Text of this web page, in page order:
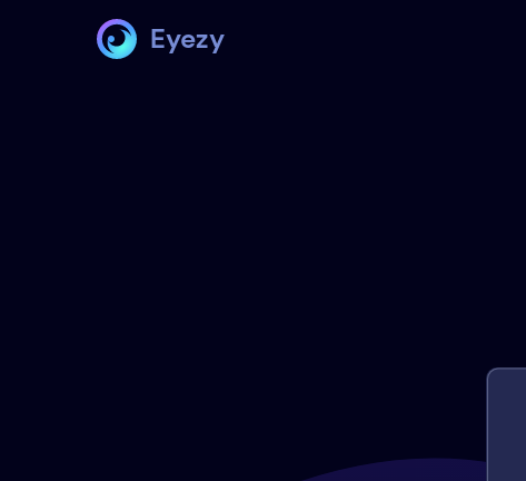
Eyezy